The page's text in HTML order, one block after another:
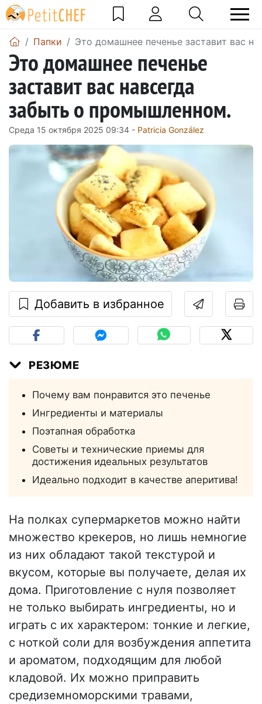
Папки Это домашнее печенье заставит вас
Это домашнее печенье
заставит вас навсегда
забыть о промышленном.
Среда 15 октября 2025 09:34 - Patricia González
Добавить в избранное
РЕЗЮМЕ
Почему вам понравится это печенье
Ингредиенты и материалы
Поэтапная обработка
Советы и технические приемы для
достижения идеальных результатов
Идеально подходит в качестве аперитива!
На полках супермаркетов можно найти
множество крекеров, но лишь немногие
из них обладают такой текстурой и
вкусом, которые вы получаете, делая их
дома. Приготовление с нуля позволяет
не только выбирать ингредиенты, но и
играть с их характером: тонкие и легкие,
с ноткой соли для возбуждения аппетита
и ароматом, подходящим для любой
кладовой. Их можно приправить
средиземноморскими травами,